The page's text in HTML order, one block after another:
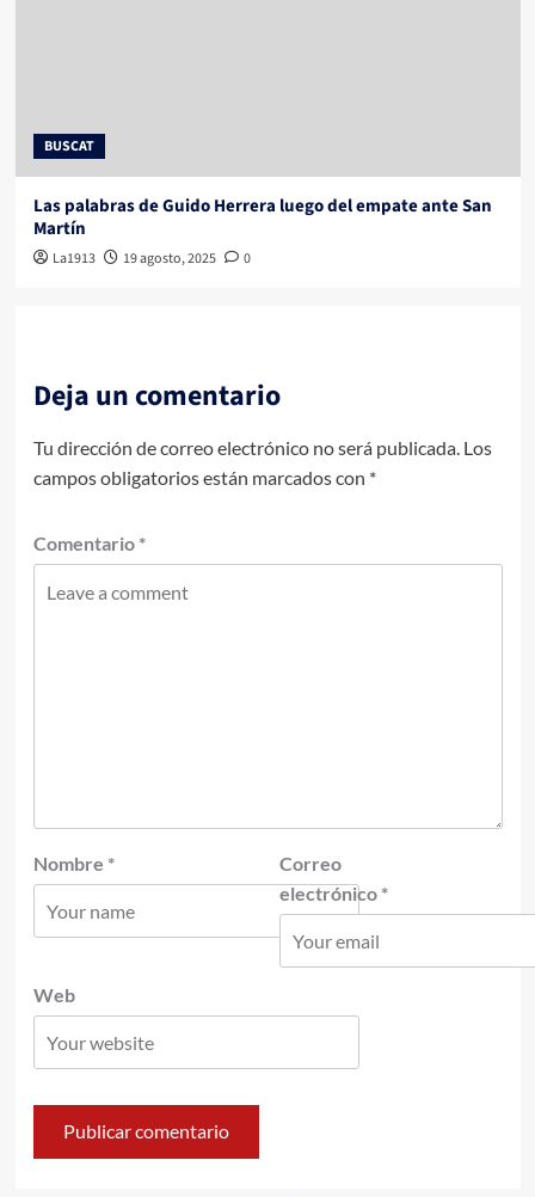
BUSCAT
Las palabras de Guido Herrera luego del empate ante San
Martín
La1913 19 agosto, 2025 0
Deja un comentario
Tu dirección de correo electrónico no será publicada. Los
campos obligatorios están marcados con *
Comentario *
Nombre *
Correo
electrónico *
Web